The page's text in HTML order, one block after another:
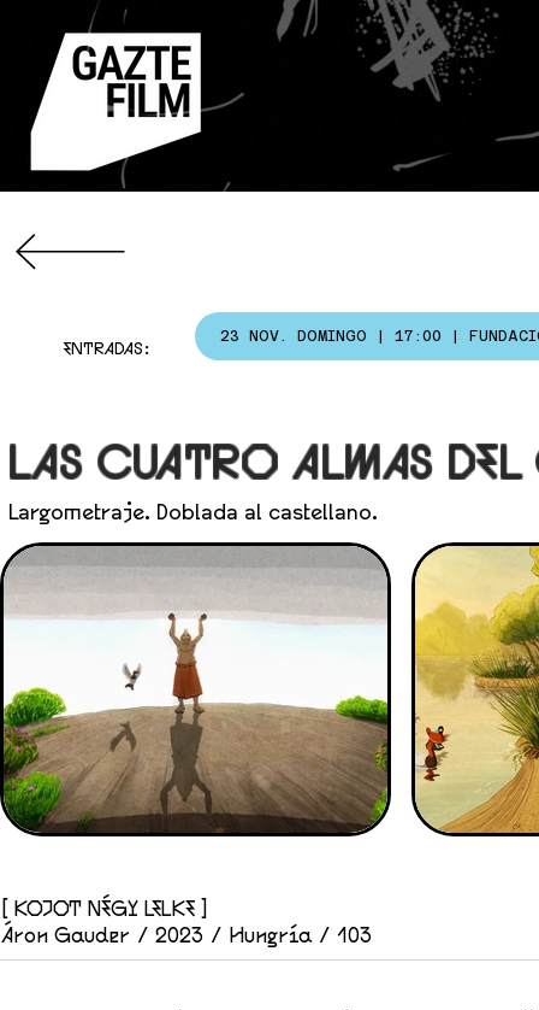
ENTRADAS:
23 NOV. DOMINGO | 17:00 |
LAS CUATRO ALMAS
Largometraje. Doblada al castellano.
[ KOJOT NÉGY LELKE ]
Áron Gauder / 2023 / Hungría / 103